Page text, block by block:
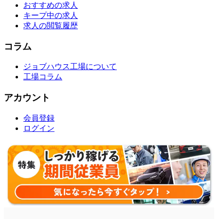
おすすめの求人
キープ中の求人
求人の閲覧履歴
コラム
ジョブハウス工場について
工場コラム
アカウント
会員登録
ログイン